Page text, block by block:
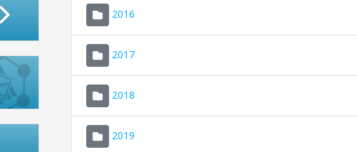
2016
2017
2018
2019